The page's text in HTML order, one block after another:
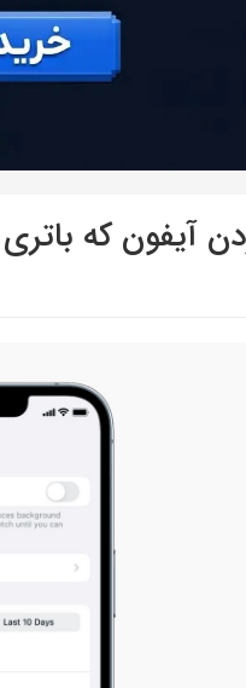
آیفون که